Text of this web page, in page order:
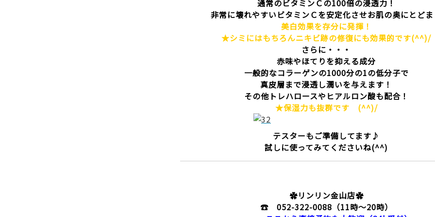
通常のビタミンＣの100倍の浸透力！
非常に壊れやすいビタミンＣを安定化させお肌の奥にとど
美白効果を存分に発揮！
★シミにはもちろんニキビ跡の修復にも効果的です(^^)/
さらに・・・
赤味やほてりを抑える成分
一般的なコラーゲンの1000分の1の低分子で
真皮層まで浸透し潤いを与えます！
その他トレハロースやヒアルロン酸も配合！
★保湿力も抜群です (^^)/
テスターもご準備してます♪
試しに使ってみてくださいね(^^)
✿リンリン金山店✿
☎ 052-322-0088 （11時～20時）